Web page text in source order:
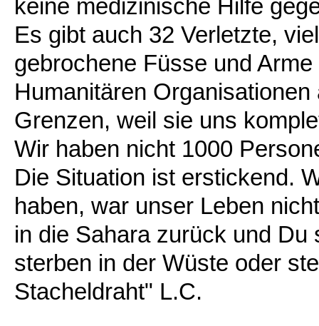
keine medizinische Hilfe
Es gibt auch 32 Verletzte,
gebrochene Füsse und
Humanitären
Grenzen, weil sie uns
Wir haben nicht 1000
Die Situation ist erstickend.
haben, war unser Leben
in die Sahara zurück und
sterben in der Wüste oder
Stacheldraht" L.C.